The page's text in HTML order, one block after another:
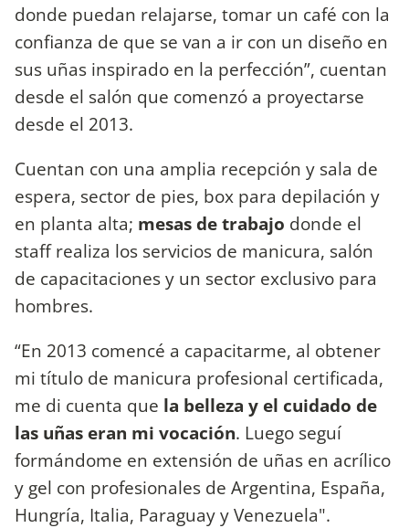
donde puedan relajarse, tomar un café con la
confianza de que se van a ir con un diseño en
sus uñas inspirado en la perfección”, cuentan
desde el salón que comenzó a proyectarse
desde el 2013.
Cuentan con una amplia recepción y sala de
espera, sector de pies, box para depilación y
en planta alta; mesas de trabajo donde el
staff realiza los servicios de manicura, salón
de capacitaciones y un sector exclusivo para
hombres.
“En 2013 comencé a capacitarme, al obtener
mi título de manicura profesional certificada,
me di cuenta que la belleza y el cuidado de
las uñas eran mi vocación. Luego seguí
formándome en extensión de uñas en acrílico
y gel con profesionales de Argentina, España,
Hungría, Italia, Paraguay y Venezuela".